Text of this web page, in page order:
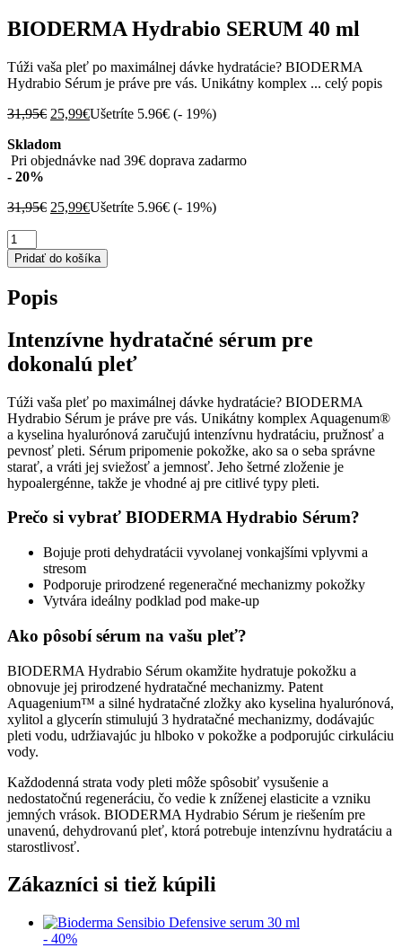
BIODERMA Hydrabio SERUM 40 ml
Túži vaša pleť po maximálnej dávke hydratácie? BIODERMA
Hydrabio Sérum je práve pre vás. Unikátny komplex ... celý popis
31,95€ Pôvodná
bola:
31,95€.
25,99€Aktuálna
25,99€.
Ušetríte 5.96€ (- 19%)
Skladom
Pri objednávke nad 39€ doprava zadarmo
- 20%
31,95€ Pôvodná
31,95€.
25,99€Aktuálna
25,99€.
Ušetríte 5.96€ (- 19%)
množstvo
BIODERMA
Hydrabio
40
Pridať do košíka
Popis
Intenzívne hydratačné sérum pre
dokonalú pleť
Túži vaša pleť po maximálnej dávke hydratácie? BIODERMA
Hydrabio Sérum je práve pre vás. Unikátny komplex Aquagenum®
a kyselina hyalurónová zaručujú intenzívnu hydratáciu, pružnosť a
pevnosť pleti. Sérum pripomenie pokožke, ako sa o seba správne
starať, a vráti jej sviežosť a jemnosť. Jeho šetrné zloženie je
hypoalergénne, takže je vhodné aj pre citlivé typy pleti.
Prečo si vybrať BIODERMA Hydrabio Sérum?
Bojuje proti dehydratácii vyvolanej vonkajšími vplyvmi a
stresom
Podporuje prirodzené regeneračné mechanizmy pokožky
Vytvára ideálny podklad pod make-up
Ako pôsobí sérum na vašu pleť?
BIODERMA Hydrabio Sérum okamžite hydratuje pokožku a
obnovuje jej prirodzené hydratačné mechanizmy. Patent
Aquagenium™ a silné hydratačné zložky ako kyselina hyalurónová,
xylitol a glycerín stimulujú 3 hydratačné mechanizmy, dodávajúc
pleti vodu, udržiavajúc ju hlboko v pokožke a podporujúc cirkuláciu
vody.
Každodenná strata vody pleti môže spôsobiť vysušenie a
nedostatočnú regeneráciu, čo vedie k zníženej elasticite a vzniku
jemných vrások. BIODERMA Hydrabio Sérum je riešením pre
unavenú, dehydrovanú pleť, ktorá potrebuje intenzívnu hydratáciu a
starostlivosť.
Zákazníci si tiež kúpili
- 40%